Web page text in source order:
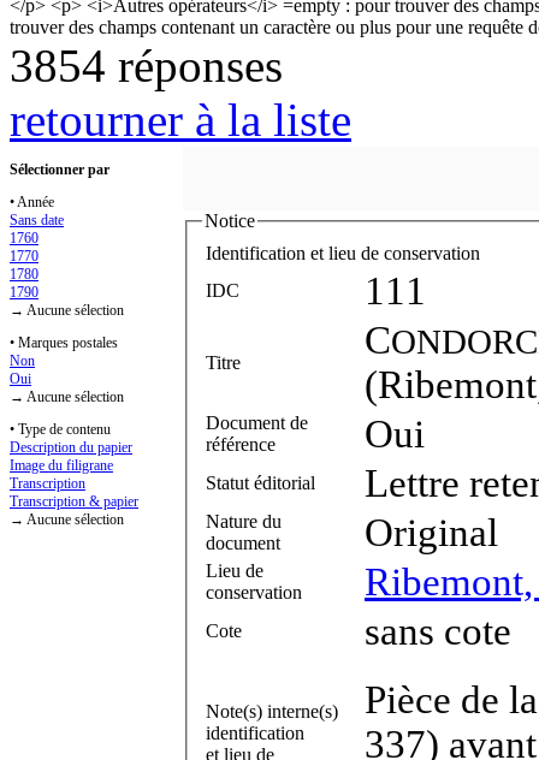
3854 réponses
retourner à la liste
Sélectionner par
• Année
Sans date
1760
1770
1780
1790
→ Aucune sélection
• Marques postales
Non
Oui
→ Aucune sélection
• Type de contenu
Description du papier
Image du filigrane
Transcription
Transcription & papier
→ Aucune sélection
Notice
Identification et lieu de conservation
IDC
111
Titre
C
Document de
référence
Oui
Statut éditorial Lettre
Nature du
document
Original
Lieu de
conservation
Cote sans cote
Note(s) interne(s)
identification
et lieu de
Pièce de
337)